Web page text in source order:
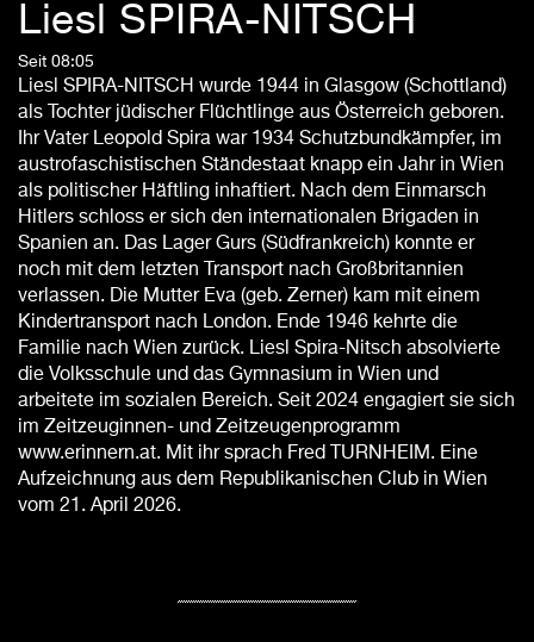
Liesl SPIRA-NITSCH
Seit 08:05
Liesl SPIRA-NITSCH wurde 1944 in Glasgow (Schottland)
als Tochter jüdischer Flüchtlinge aus Österreich geboren.
Ihr Vater Leopold Spira war 1934 Schutzbundkämpfer, im
austrofaschistischen Ständestaat knapp ein Jahr in Wien
als politischer Häftling inhaftiert. Nach dem Einmarsch
Hitlers schloss er sich den internationalen Brigaden in
Spanien an. Das Lager Gurs (Südfrankreich) konnte er
noch mit dem letzten Transport nach Großbritannien
verlassen. Die Mutter Eva (geb. Zerner) kam mit einem
Kindertransport nach London. Ende 1946 kehrte die
Familie nach Wien zurück. Liesl Spira-Nitsch absolvierte
die Volksschule und das Gymnasium in Wien und
arbeitete im sozialen Bereich. Seit 2024 engagiert sie sich
im Zeitzeuginnen- und Zeitzeugenprogramm
www.erinnern.at. Mit ihr sprach Fred TURNHEIM. Eine
Aufzeichnung aus dem Republikanischen Club in Wien
vom 21. April 2026.